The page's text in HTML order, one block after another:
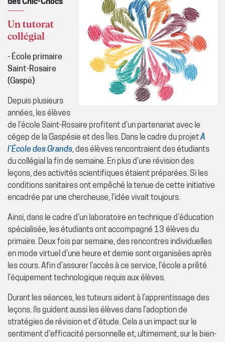
des Chic-Chocs
Un tutorat
collégial
- École primaire
Saint-Rosaire
(Gaspé)
Depuis plusieurs
années, les élèves
de l’école Saint-Rosaire profitent d’un partenariat avec le
cégep de la Gaspésie et des Îles. Dans le cadre du projetÀ
l’École des Grands, des élèves rencontraient des étudiants
du collégial la fin de semaine. En plus d’une révision des
leçons, des activités scientifiques étaient préparées. Si les
conditions sanitaires ont empêché la tenue de cette initiative
encadrée par une chercheuse, l’idée vivait toujours.
Ainsi, dans le cadre d’un laboratoire en technique d’éducation
spécialisée, les étudiants ont accompagné 13 élèves du
primaire. Deux fois par semaine, des rencontres individuelles
en mode virtuel d’une heure et demie sont organisées après
les cours. Afin d’assurer l’accès à ce service, l’école a prêté
l’équipement technologique requis aux élèves.
Durant les séances, les tuteurs aident à l’apprentissage des
leçons. Ils guident aussi les élèves dans l’adoption de
stratégies de révision et d’étude. Cela a un impact sur le
sentiment d'efficacité personnelle et, ultimement, sur le bien-